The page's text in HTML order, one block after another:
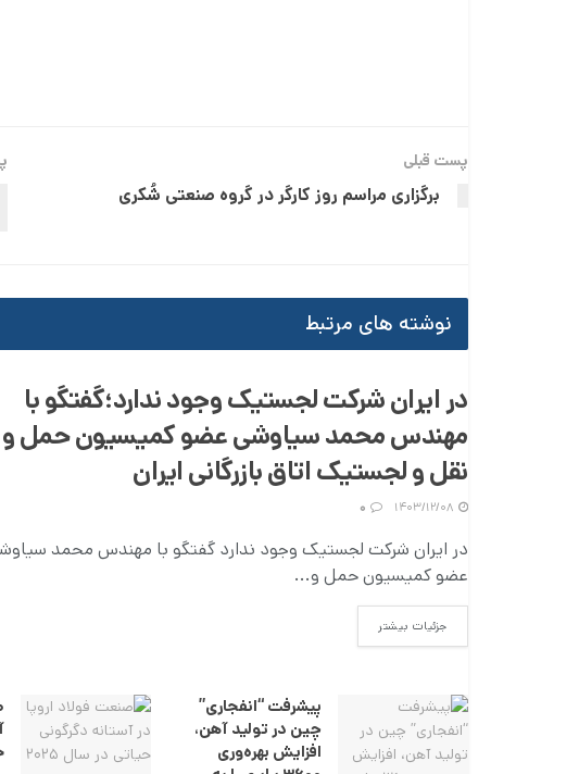
پست قبلی
برگزاری مراسم روز کارگر در گروه صنعتی شُکری
نوشته های مرتبط
در ایران شرکت لجستیک وجود ندارد؛گفتگو با
مهندس محمد سیاوشی عضو کمیسیون حمل و
نقل و لجستیک اتاق بازرگانی ایران
در ایران شرکت لجستیک وجود ندارد گفتگو با مهندس محمد
عضو کمیسیون حمل و...
جزئیات بیشترDETAILS
پیشرفت “انفجاری”
چین در تولید آهن،
افزایش بهره‌وری